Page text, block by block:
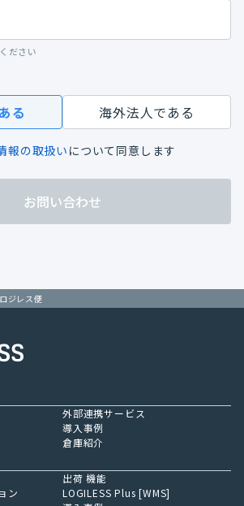
ださい
る 海外法人である
報の取扱い について同意します
お問い合わせ
ロジレス便
外部連携サービス
導入事例
倉庫紹介
出荷 機能
ン
LOGILESS Plus [WMS]